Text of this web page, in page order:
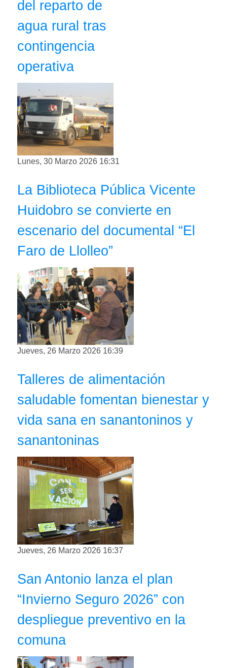
del reparto de
agua rural tras
contingencia
operativa
Lunes, 30 Marzo 2026 16:31
La Biblioteca Pública Vicente
Huidobro se convierte en
escenario del documental “El
Faro de Llolleo”
Jueves, 26 Marzo 2026 16:39
Talleres de alimentación
saludable fomentan bienestar y
vida sana en sanantoninos y
sanantoninas
Jueves, 26 Marzo 2026 16:37
San Antonio lanza el plan
“Invierno Seguro 2026” con
despliegue preventivo en la
comuna